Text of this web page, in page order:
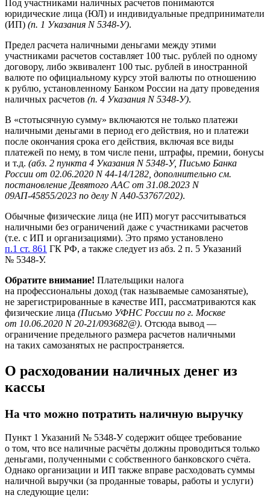
Под участниками наличных расчетов понимаются
юридические лица (ЮЛ) и индивидуальные предприниматели
(ИП) (п. 1 Указания N 5348-У).
Предел расчета наличными деньгами между этими
участниками расчетов составляет 100 тыс. рублей по одному
договору, либо эквивалент 100 тыс. рублей в иностранной
валюте по официальному курсу этой валюты по отношению
к рублю, установленному Банком России на дату проведения
наличных расчетов (п. 4 Указания N 5348-У).
В «стотысячную сумму» включаются не только платежи
наличными деньгами в период его действия, но и платежи
после окончания срока его действия, включая все виды
платежей по нему, в том числе пени, штрафы, премии, бонусы
и т.д. (абз. 2 пункта 4 Указания N 5348-У, Письмо Банка
России от 02.06.2020 N 44-14/1282, дополнительно см.
постановление Девятого ААС от 31.08.2023 N
09АП-45855/2023 по делу N А40-53767/202).
Обычные физические лица (не ИП) могут рассчитываться
наличными без ограничений даже с участниками расчетов
(т.е. с ИП и организациями). Это прямо установлено
п.1 ст. 861 ГК РФ, а также следует из абз. 2 п. 5 Указаний
№ 5348-У.
Обратите внимание! Плательщики налога
на профессиональны доход (так называемые самозанятые),
не зарегистрированные в качестве ИП, рассматриваются как
физические лица (Письмо УФНС России по г. Москве
от 10.06.2020 N 20-21/093682@). Отсюда вывод —
ограничение предельного размера расчетов наличными
на таких самозанятых не распространяется.
О расходовании наличных денег из
кассы
На что можно потратить наличную выручку
Пункт 1 Указаний № 5348-У содержит общее требование
о том, что все наличные расчёты должны проводиться только
деньгами, полученными с собственного банковского счёта.
Однако организации и ИП также вправе расходовать суммы
наличной выручки (за проданные товары, работы и услуги)
на следующие цели: